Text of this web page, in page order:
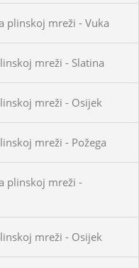
plinskoj mreži - Vuka
mreži - Slatina
mreži - Osijek
mreži - Požega
plinskoj mreži -
mreži - Osijek